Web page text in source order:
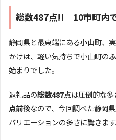
総数487点!! 10市町内
静岡県と最東端にある小山町、
かけは、軽い気持ちで小山町の
始まりでした。
返礼品の総数487点は圧倒的な
点前後なので、今回調べた静岡
バリエーションの多さに驚きます